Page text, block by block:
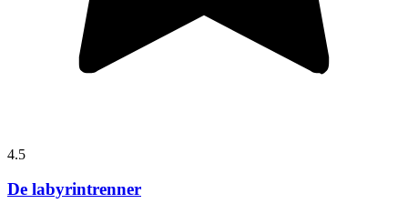
4.5
De labyrintrenner